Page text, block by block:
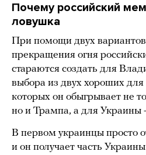
Почему российский
ловушка
При помощи двух вариантов
прекращения огня
стараются создать для
выбора из двух хороших для
которых он обыгрывает не
но и Трампа, а для Украины
В первом украинцы просто
и он получает часть